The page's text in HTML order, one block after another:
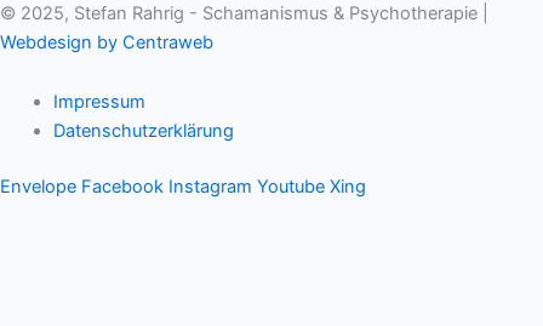
© 2025, Stefan Rahrig - Schamanismus & Psychotherapie |
Webdesign by Centraweb
Impressum
Datenschutzerklärung
Envelope Facebook Instagram Youtube Xing